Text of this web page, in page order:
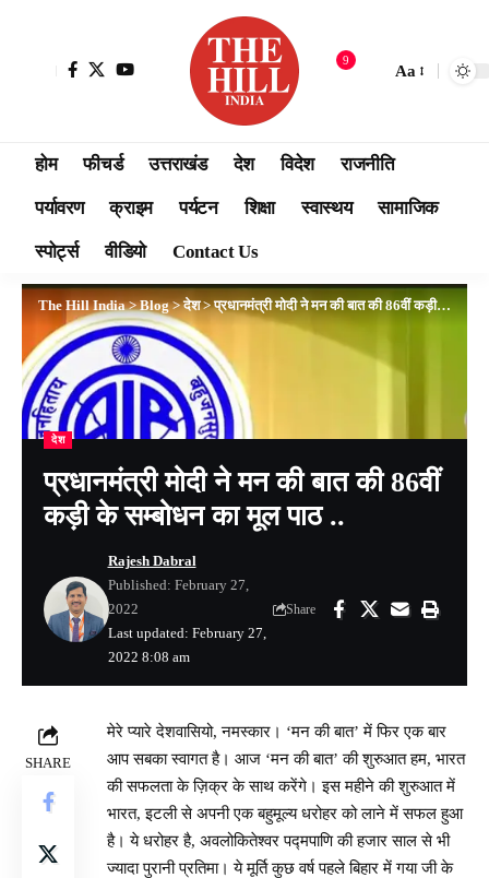
9
Aa
होम फीचर्ड उत्तराखंड देश विदेश राजनीति
पर्यावरण क्राइम पर्यटन शिक्षा स्वास्थय सामाजिक
स्पोर्ट्स वीडियो Contact Us
The Hill India>Blog>देश>प्रधानमंत्री मोदी ने मन की बात की 86वीं कड़ी के सम्बोधन का मूल पाठ ..
देश
प्रधानमंत्री मोदी ने मन की बात की 86वीं
कड़ी के सम्बोधन का मूल पाठ ..
Last updated: February 27,
2022 8:08 am
Rajesh Dabral
Published: February 27,
2022
Share
SHARE
मेरे प्यारे देशवासियो, नमस्कार। ‘मन की बात’ में फिर एक बार
आप सबका स्वागत है। आज ‘मन की बात’ की शुरुआत हम, भारत
की सफलता के ज़िक्र के साथ करेंगे। इस महीने की शुरुआत में
भारत, इटली से अपनी एक बहुमूल्य धरोहर को लाने में सफल हुआ
है। ये धरोहर है, अवलोकितेश्वर पद्मपाणि की हजार साल से भी
ज्यादा पुरानी प्रतिमा। ये मूर्ति कुछ वर्ष पहले बिहार में गया जी के